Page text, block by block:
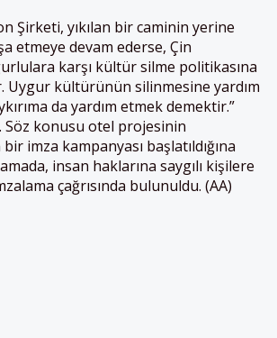
Şirketi, yıkılan bir caminin yerine
etmeye devam ederse, Çin
karşı kültür silme politikasına
Uygur kültürünün silinmesine yardım
da yardım etmek demektir.”
Söz konusu otel projesinin
imza kampanyası başlatıldığına
insan haklarına saygılı kişilere
çağrısında bulunuldu. (AA)